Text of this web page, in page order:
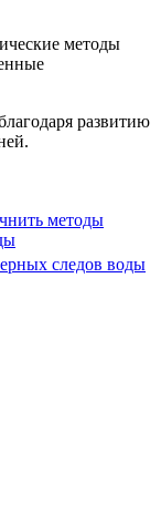
методы
развитию
методы
следов воды